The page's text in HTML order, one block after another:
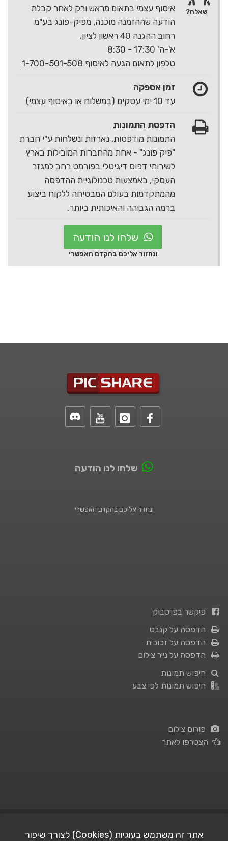
איסוף עצמי בתאום מראש ורק לאחר קבלת
הודעה שההזמנה מוכנה, מפיק-פונג בע"מ
רחוב ההגנה 40 ראשון לציון.
א'-ה' 17:30 - 8:30
טלפון לתאום הגעה לאיסוף 1-700-501-508
זמן אספקה
עד 10 ימי עסקים (במשלוח או באיסוף עצמי)
הדפסת התמונות
התמונות מודפסות, נארזות ונשלחות ע"י חברת
"פיק פונג" - אחת מהחברות המובילות בארץ
לשירותי דפוס דיגיטלי בפורמט רחב למגזר
העסקי, באמצעות טכנולוגיית ההדפסה
מהמתקדמות בעולם המבטיחה ללקוח ביצוע
ברמה הגבוהה והאיכותית ביותר.
שאלה?
שלחו לנו הודעה
ונחזור אליכם בהקדם האפשרי
שלחו לנו הודעה
ונחזור אליכם בהקדם האפשרי
פיקשר בפייסבוק
הדפסה על קנבס
הדפסה על זכוכית
הדפסה על נייר צילום
חיפוש תמונות
חיפוש תמונות לפי צבע
פורום צילום
הצטרפו לאתר
אתר זה משתמש בעוגיות (Cookies) לצורך שיפור